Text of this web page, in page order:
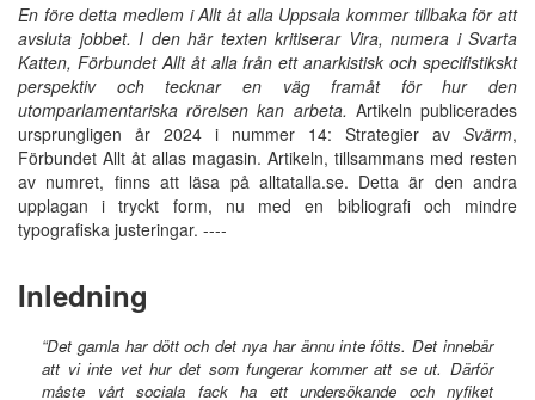
En före detta medlem i Allt åt alla Uppsala kommer tillbaka för att
avsluta jobbet. I den här texten kritiserar Vira, numera i Svarta
Katten, Förbundet Allt åt alla från ett anarkistisk och specifistikskt
perspektiv och tecknar en väg framåt för hur den
utomparlamentariska rörelsen kan arbeta. Artikeln publicerades
ursprungligen år 2024 i nummer 14: Strategier av Svärm,
Förbundet Allt åt allas magasin. Artikeln, tillsammans med resten
av numret, finns att läsa på alltatalla.se. Detta är den andra
upplagan i tryckt form, nu med en bibliografi och mindre
typografiska justeringar. ----
Inledning
“Det gamla har dött och det nya har ännu inte fötts. Det innebär
att vi inte vet hur det som fungerar kommer att se ut. Därför
måste vårt sociala fack ha ett undersökande och nyfiket